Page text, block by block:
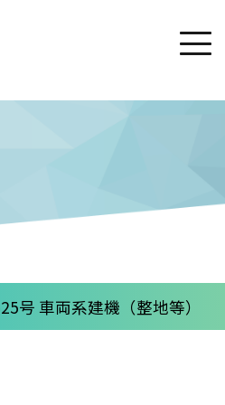
号 車両系建機（整地等）